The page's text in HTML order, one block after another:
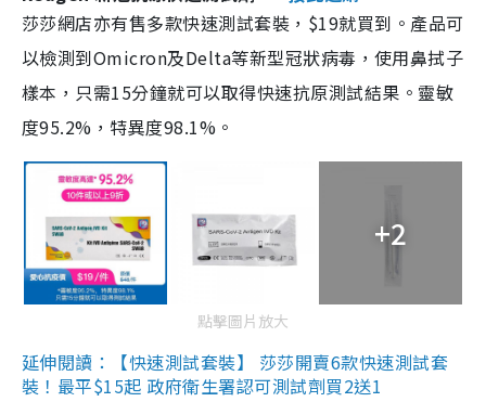
莎莎網店亦有售多款快速測試套裝，$19就買到。產品可
以檢測到Omicron及Delta等新型冠狀病毒，使用鼻拭子
樣本，只需15分鐘就可以取得快速抗原測試結果。靈敏
度95.2%，特異度98.1%。
+2
點擊圖片放大
延伸閱讀：【快速測試套裝】 莎莎開賣6款快速測試套
裝！最平$15起 政府衛生署認可測試劑買2送1